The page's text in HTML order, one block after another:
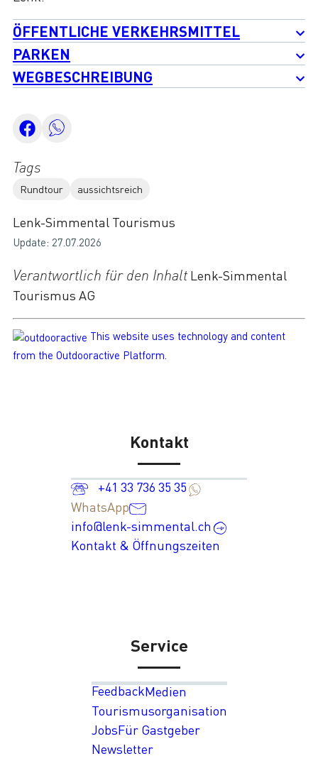
Tags
Rundtour aussichtsreich
Lenk-Simmental Tourismus
Update: 27.07.2026
Verantwortlich für den InhaltLenk-Simmental
Tourismus AG
This website uses technology and content
from the Outdooractive Platform.
ÖFFENTLICHE VERKEHRSMITTEL
PARKEN
WEGBESCHREIBUNG
Kontakt
+41 33 736 35 35
WhatsApp
info@lenk-simmental.ch
Kontakt & Öffnungszeiten
Service
FeedbackMedien
Tourismusorganisation
JobsFür Gastgeber
Newsletter